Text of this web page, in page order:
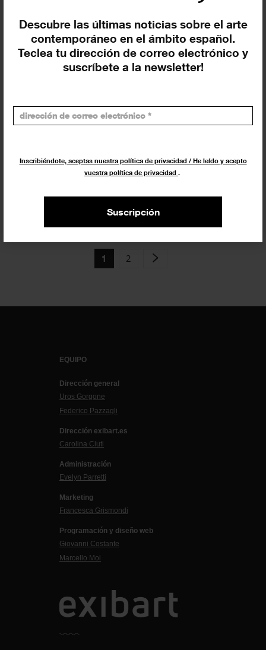
Descubre las últimas noticias sobre el arte
contemporáneo en el ámbito español.
Teclea tu dirección de correo electrónico y
suscríbete a la newsletter!
Inscribiéndote, aceptas nuestra política de privacidad / He leído y acepto
vuestra política de privacidad .
Suscripción
El Azkuna Zentroa – Alhóndiga
Bilbao presenta la exposición
1 2
EQUIPO
Dirección general
Uros Gorgone
Federico Pazzagli
Dirección exibart.es
Carolina Ciuti
Administración
Evelyn Parretti
Marketing
Francesca Grismondi
Programación y diseño web
Giovanni Costante
Marcello Moi